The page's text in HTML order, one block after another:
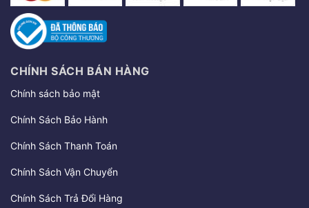
CHÍNH SÁCH BÁN HÀNG
Chính sách bảo mật
Chính Sách Bảo Hành
Chính Sách Thanh Toán
Chính Sách Vận Chuyển
Chính Sách Trả Đổi Hàng